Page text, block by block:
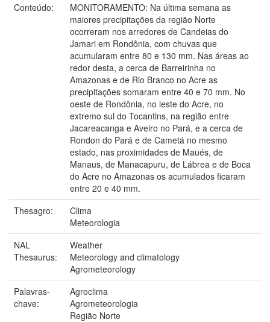
Conteúdo:
MONITORAMENTO: Na última semana as
maiores precipitações da região Norte
ocorreram nos arredores de Candeias do
Jamari em Rondônia, com chuvas que
acumularam entre 80 e 130 mm. Nas áreas ao
redor desta, a cerca de Barreirinha no
Amazonas e de Rio Branco no Acre as
precipitações somaram entre 40 e 70 mm. No
oeste de Rondônia, no leste do Acre, no
extremo sul do Tocantins, na região entre
Jacareacanga e Aveiro no Pará, e a cerca de
Rondon do Pará e de Cametá no mesmo
estado, nas proximidades de Maués, de
Manaus, de Manacapuru, de Lábrea e de Boca
do Acre no Amazonas os acumulados ficaram
entre 20 e 40 mm.
Thesagro:
Clima
Meteorologia
NAL
Thesaurus:
Weather
Meteorology and climatology
Agrometeorology
Palavras-
chave:
Agroclima
Agrometeorologia
Região Norte